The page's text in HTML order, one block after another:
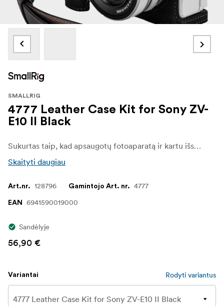
SMALLRIG
4777 Leather Case Kit for Sony ZV-
E10 II Black
Sukurtas taip, kad apsaugotų fotoaparatą ir kartu išsaugotų jo klasikinį patrauklumą. Į rinkinį įeina odinis dėklas ir riešo dirželis, abu pagaminti iš patvarios ir pralaidžios orui aukščiausios rūšies odos. Integruota putplasčio rankena užtikrina ergonomišką rankeną ir didesnį saugumą, o pliušinis vidinis pamušalas apsaugo fotoaparatą nuo įbrėžimų.
Skaityti daugiau
Art.nr. 128796 Gamintojo Art. nr. 4777
EAN 6941590019000
Sandėlyje
56,90 €
Variantai Rodyti variantus